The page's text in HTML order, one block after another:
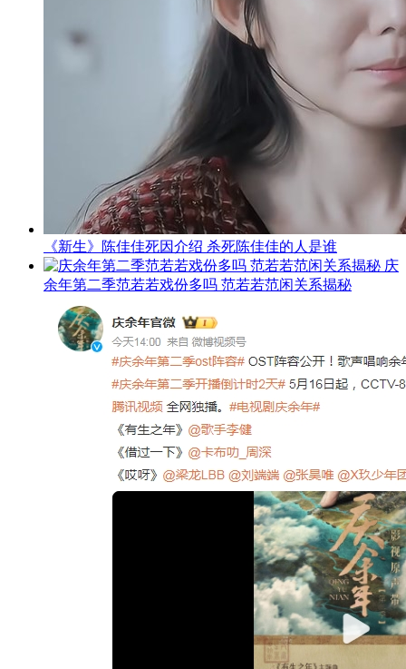
《新生》陈佳佳死因介绍 杀死陈佳佳的人是谁
庆
余年第二季范若若戏份多吗 范若若范闲关系揭秘